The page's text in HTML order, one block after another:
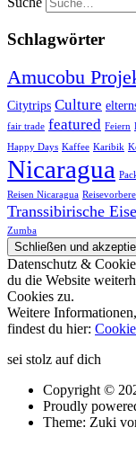
Schlagwörter
Amucobu
Citytrips Culture
fair trade featured Feiern
Happy Days Kaffee Karibik
Nicaragua
Reisen Nicaragua
Transsibirische
Zumba
Datenschutz &
du die Website
Cookies zu.
Weitere
findest du hier:
sei stolz auf dich
Copyright ©
Proudly
Theme: Zuki